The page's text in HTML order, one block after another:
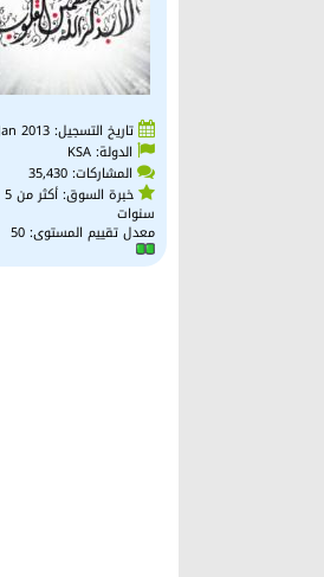
تاريخ التسجيل: Jan 2013
الدولة: KSA
المشاركات: 35,430
خبرة السوق: أكثر من 5
سنوات
معدل تقييم المستوى:50